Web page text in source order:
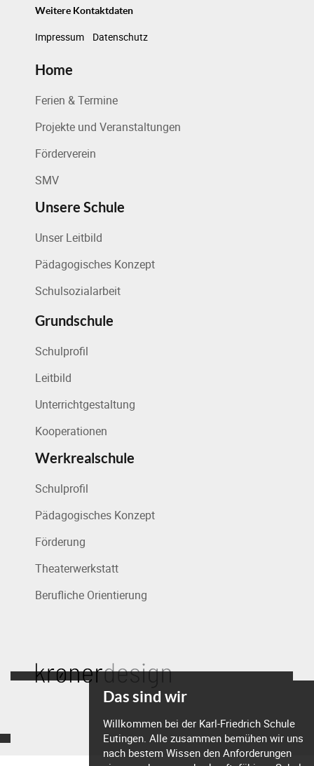
Das sind wir
Willkommen bei der Karl-Friedrich Schule
Eutingen. Alle zusammen bemühen wir uns
nach bestem Wissen den Anforderungen
Weitere Kontaktdaten
Impressum Datenschutz
Home
Ferien & Termine
Projekte und Veranstaltungen
Förderverein
SMV
Unsere Schule
Unser Leitbild
Pädagogisches Konzept
Schulsozialarbeit
Grundschule
Schulprofil
Leitbild
Unterrichtgestaltung
Kooperationen
Werkrealschule
Schulprofil
Pädagogisches Konzept
Förderung
Theaterwerkstatt
Berufliche Orientierung